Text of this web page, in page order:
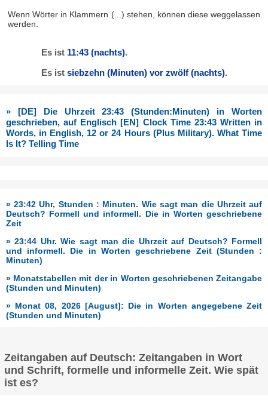
Wenn Wörter in Klammern (...) stehen, können diese weggelassen
werden.
Es ist 11:43 (nachts).
Es ist siebzehn (Minuten) vor zwölf (nachts).
» [DE] Die Uhrzeit 23:43 (Stunden:Minuten) in Worten
geschrieben, auf Englisch [EN] Clock Time 23:43 Written in
Words, in English, 12 or 24 Hours (Plus Military). What Time
Is It? Telling Time
» 23:42 Uhr, Stunden : Minuten. Wie sagt man die Uhrzeit auf
Deutsch? Formell und informell. Die in Worten geschriebene
Zeit
» 23:44 Uhr. Wie sagt man die Uhrzeit auf Deutsch? Formell
und informell. Die in Worten geschriebene Zeit (Stunden :
Minuten)
» Monatstabellen mit der in Worten geschriebenen Zeitangabe
(Stunden und Minuten)
» Monat 08, 2026 [August]: Die in Worten angegebene Zeit
(Stunden und Minuten)
Zeitangaben auf Deutsch: Zeitangaben in Wort
und Schrift, formelle und informelle Zeit. Wie spät
ist es?